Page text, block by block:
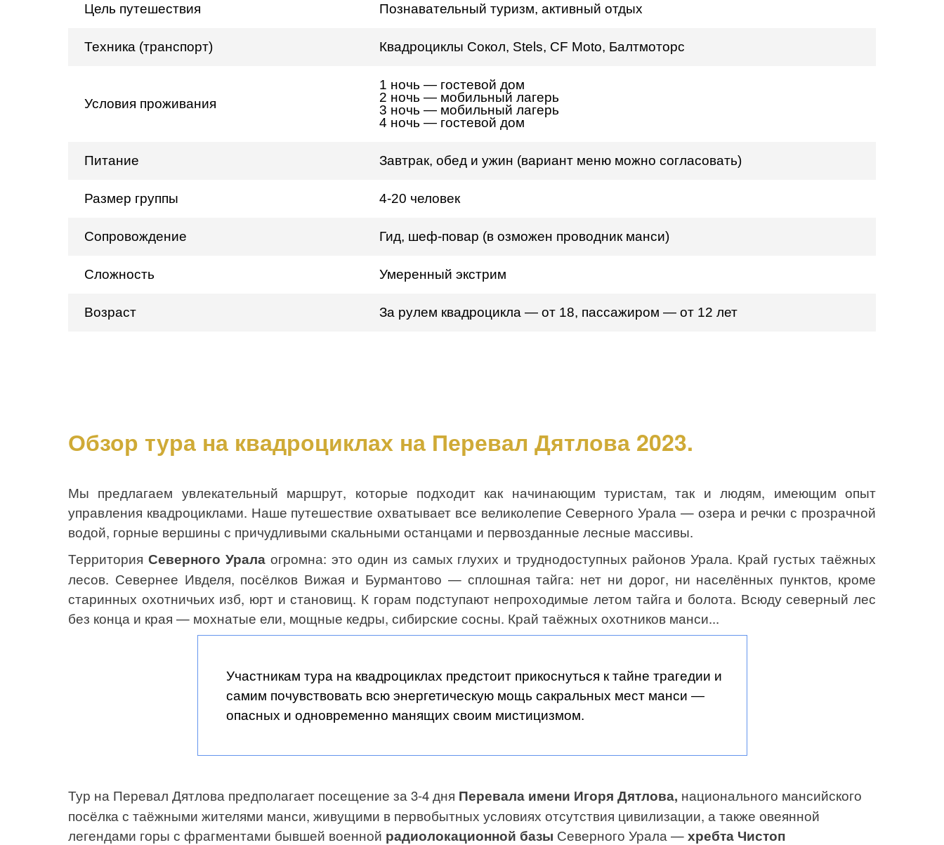
Цель путешествия Познавательный туризм, активный отдых
Техника (транспорт) Квадроциклы Сокол, Stels, CF Moto, Балтмоторс
Условия проживания
1 ночь — гостевой дом
2 ночь — мобильный лагерь
3 ночь — мобильный лагерь
4 ночь — гостевой дом
Питание Завтрак, обед и ужин (вариант меню можно согласовать)
Размер группы 4-20 человек
Сопровождение Гид, шеф-повар (в озможен проводник манси)
Сложность Умеренный экстрим
Возраст За рулем квадроцикла — от 18, пассажиром — от 12 лет
Обзор тура на квадроциклах на Перевал Дятлова 2023.
Мы предлагаем увлекательный маршрут, которые подходит как начинающим туристам, так и людям, имеющим опыт
управления квадроциклами. Наше путешествие охватывает все великолепие Северного Урала— озера и речки с прозрачной
водой, горные вершины с причудливыми скальными останцами и первозданные лесные массивы.
Территория Северного Уралаогромна: это один из самых глухих и труднодоступных районов Урала. Край густых таёжных
лесов. Севернее Ивделя, посёлков Вижая и Бурмантово — сплошная тайга: нет ни дорог, ни населённых пунктов, кроме
старинных охотничьих изб, юрт и становищ. К горам подступают непроходимые летом тайга и болота. Всюду северный лес
без конца и края — мохнатые ели, мощные кедры, сибирские сосны. Край таёжных охотников манси...
Участникам тура на квадроциклах предстоит прикоснуться к тайне трагедии и
самим почувствовать всю энергетическую мощь сакральных мест манси —
опасных и одновременно манящих своим мистицизмом.
Тур на Перевал Дятлова предполагает посещение за 3-4 дня Перевала имени Игоря Дятлова, национального мансийского
посёлка с таёжными жителями манси, живущими в первобытных условиях отсутствия цивилизации, а также овеянной
легендами горы с фрагментами бывшей военной радиолокационной базы Северного Урала —хребта Чистоп